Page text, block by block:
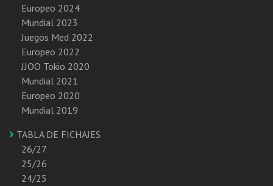
Europeo 2024
Mundial 2023
Juegos Med 2022
Europeo 2022
JJOO Tokio 2020
Mundial 2021
Europeo 2020
Mundial 2019
TABLA DE FICHAJES
26/27
25/26
24/25